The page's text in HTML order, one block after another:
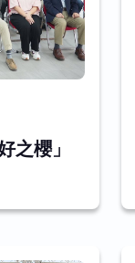
之櫻」